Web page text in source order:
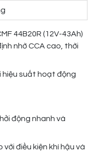
44B20R (12V-43Ah)
nhờ CCA cao, thời
hiệu suất hoạt động
động nhanh và
điều kiện khí hậu và